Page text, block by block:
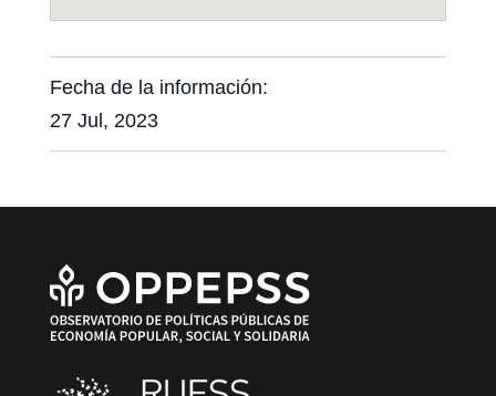
Fecha de la información:
27 Jul, 2023